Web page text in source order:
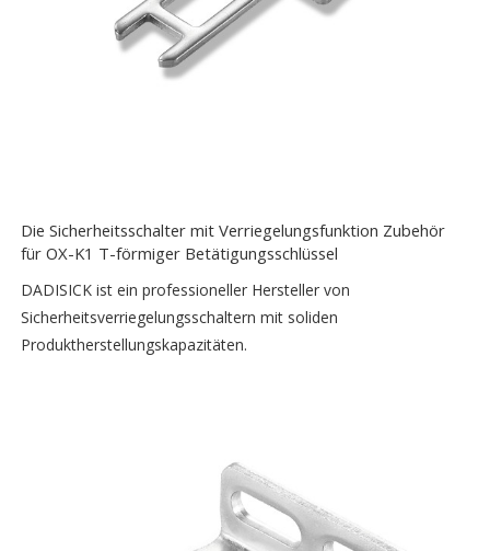
Die Sicherheitsschalter mit Verriegelungsfunktion Zubehör
für OX-K1 T-förmiger Betätigungsschlüssel
DADISICK ist ein professioneller Hersteller von
Sicherheitsverriegelungsschaltern mit soliden
Produktherstellungskapazitäten.